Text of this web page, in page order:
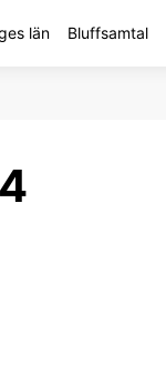
län Bluffsamtal